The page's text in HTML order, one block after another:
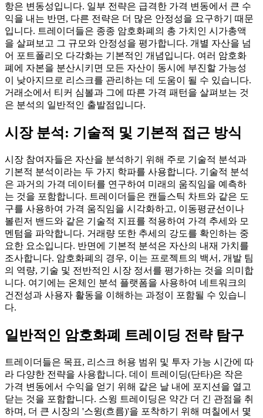
항은 변동성입니다. 일부 전략은 급격한 가격 변동에서 큰 수
익을 내는 반면, 다른 전략은 더 많은 안정성을 요구하기 때문
입니다. 트레이더들은 종종 암호화폐의 총 가치인 시가총액
을 살펴보고 그 규모와 안정성을 평가합니다. 개별 자산을 넘
어 포트폴리오 다각화는 기본적인 개념입니다. 여러 암호화
폐에 자본을 분산시키면 모든 자산이 동시에 부진할 가능성
이 낮아지므로 리스크를 관리하는 데 도움이 될 수 있습니다.
거래소에서 티커 심볼과 그에 따른 가격 패턴을 살펴보는 것
은 분석의 일반적인 출발점입니다.
시장 분석: 기술적 및 기본적 접근 방식
시장 참여자들은 자산을 분석하기 위해 주로 기술적 분석과
기본적 분석이라는 두 가지 학파를 사용합니다. 기술적 분석
은 과거의 가격 데이터를 연구하여 미래의 움직임을 예측하
는 것을 포함합니다. 트레이더들은 캔들스틱 차트와 같은 도
구를 사용하여 가격 움직임을 시각화하고, 이동평균선이나
볼린저 밴드와 같은 기술적 지표를 적용하여 가격 추세와 모
멘텀을 파악합니다. 거래량 또한 추세의 강도를 확인하는 중
요한 요소입니다. 반면에 기본적 분석은 자산의 내재 가치를
조사합니다. 암호화폐의 경우, 이는 프로젝트의 백서, 개발 팀
의 역량, 기술 및 전반적인 시장 정서를 평가하는 것을 의미합
니다. 여기에는 온체인 분석 플랫폼을 사용하여 네트워크의
건전성과 사용자 활동을 이해하는 과정이 포함될 수 있습니
다.
일반적인 암호화폐 트레이딩 전략 탐구
트레이더들은 목표, 리스크 허용 범위 및 투자 가능 시간에 따
라 다양한 전략을 사용합니다. 데이 트레이딩(단타)은 작은
가격 변동에서 수익을 얻기 위해 같은 날 내에 포지션을 열고
닫는 것을 포함합니다. 스윙 트레이딩은 약간 더 긴 관점을 취
하며, 더 큰 시장의 '스윙(흐름)'을 포착하기 위해 며칠에서 몇